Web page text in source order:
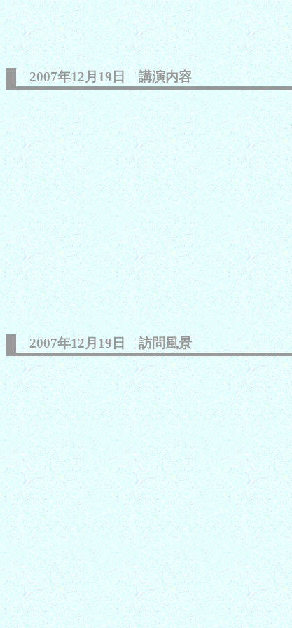
2007年12月19日 講演内容
2007年12月19日 訪問風景